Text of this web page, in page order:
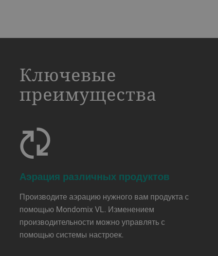
Ключевые
преимущества
Аэрация различных продуктов
Производите аэрацию нужного вам продукта с
помощью Mondomix VL. Изменением
производительности можно управлять с
помощью системы настроек.